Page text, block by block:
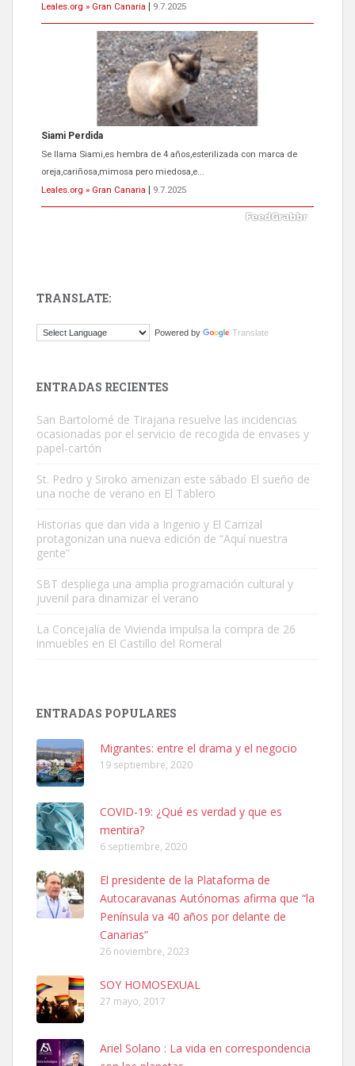
Leales.org » Gran Canaria
9.7.2025
Siami Perdida
Se llama Siami,es hembra de 4 años,esterilizada con marca de
oreja,cariñosa,mimosa pero miedosa,e...
Leales.org » Gran Canaria
9.7.2025
El ayuntamiento se va a llevar a Los Gatos callejeros de la zona los
Este gato macho ha aparecido en la calle hace menos de un mes,
es muy manso y extremadamente cari...
Leales.org » Gran Canaria
Leales.org » Gran Canaria
SHIBA PERDIDO AVDA JOSE MESA Y LOPEZ
PERRO MACHO RAZA SHIBA CON MICROCHIP PERDIDO HOY
06/07/2025 ZONA MESA Y LOPEZ. ES MUY ASUSTADIZO
Leales.org » Gran Canaria
6.7.2025
Ninfa perdida
TRANSLATE:
Powered by Translate
ENTRADAS RECIENTES
San Bartolomé de Tirajana resuelve las incidencias
ocasionadas por el servicio de recogida de envases y
papel-cartón
St. Pedro y Siroko amenizan este sábado El sueño de
una noche de verano en El Tablero
Historias que dan vida a Ingenio y El Carrizal
protagonizan una nueva edición de “Aquí nuestra
gente”
SBT despliega una amplia programación cultural y
juvenil para dinamizar el verano
La Concejalía de Vivienda impulsa la compra de 26
inmuebles en El Castillo del Romeral
ENTRADAS POPULARES
Migrantes: entre el drama y el negocio
19 septiembre, 2020
COVID-19: ¿Qué es verdad y que es
mentira?
6 septiembre, 2020
El presidente de la Plataforma de
Autocaravanas Autónomas afirma que “la
Península va 40 años por delante de
Canarias”
26 noviembre, 2023
SOY HOMOSEXUAL
27 mayo, 2017
Ariel Solano : La vida en correspondencia